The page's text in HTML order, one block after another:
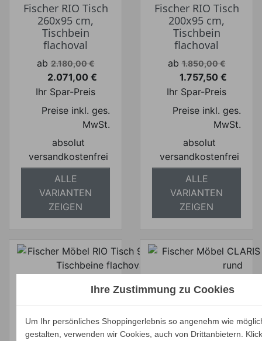
Fischer RIO Tisch
260x95 cm,
Tischbein
flachoval
Verkaufspreis
ab 2.180,00 €
Preis
2.071,00 €
Ihr Spar-Preis
Preise inkl. ges.
MwSt.
absolut
versandkostenfrei
ALLE
VARIANTEN
ZEIGEN
Fischer RIO Tisch
200x95 cm,
Tischbein
flachoval
Verkaufspreis
ab 1.850,00 €
Preis
1.757,50 €
Ihr Spar-Preis
Preise inkl. ges.
MwSt.
absolut
versandkostenfrei
ALLE
VARIANTEN
ZEIGEN
Fischer RIO Tisch
Tischbein
flachoval
CLARIS
Bistrotisch, rund
Ihre Zustimmung zu Cookies
Um Ihr persönliches Shoppingerlebnis so angenehm wie
gestalten, verwenden wir Cookies, auch von Drittanbietern.